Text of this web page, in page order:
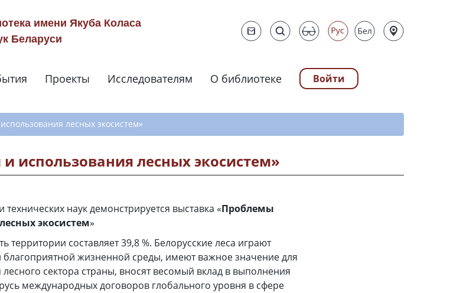
имени Якуба Коласа
Беларуси
Навигация по сайту
Проекты Исследователям О библиотеке Войти
лесных экосистем»
использования лесных экосистем»
наук демонстрируется выставка «Проблемы
экосистем»
территории составляет 39,8 %. Белорусские леса играют
жизненной среды, имеют важное значение для
сектора страны, вносят весомый вклад в выполнения
международных договоров глобального уровня в сфере